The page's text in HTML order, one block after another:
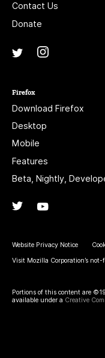
Contact Us
Donate
Twitter
Firefox
Download Firefox
Desktop
Mobile
Features
Beta, Nightly,
Twitter
Website Privacy Notice
Visit Mozilla Corporation’s
Portions of this content are
available under a Creative